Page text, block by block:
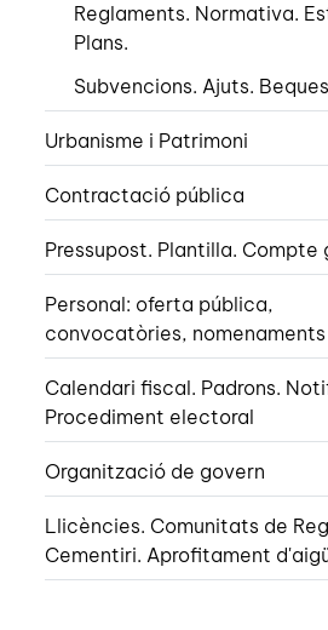
Reglaments. Normativa.
Plans.
Subvencions. Ajuts.
Urbanisme i Patrimoni
Contractació pública
Pressupost. Plantilla. Compte
Personal: oferta pública,
convocatòries, nomenaments
Calendari fiscal. Padrons.
Procediment electoral
Organització de govern
Llicències. Comunitats de
Cementiri. Aprofitament